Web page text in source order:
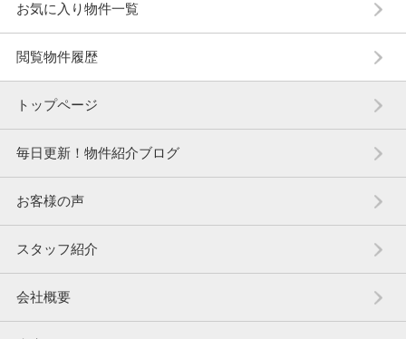
お気に入り物件一覧
閲覧物件履歴
トップページ
毎日更新！物件紹介ブログ
お客様の声
スタッフ紹介
会社概要